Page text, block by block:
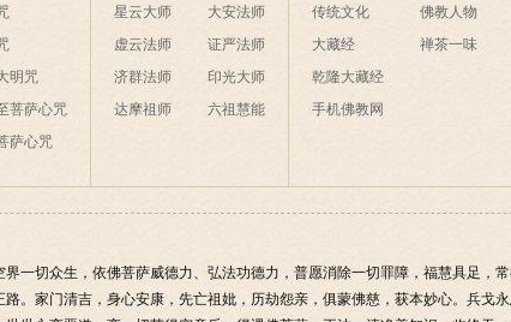
明咒
菩萨心咒
萨心咒
星云大师
虚云法师
济群法师
达摩祖师
大安法师
证严法师
印光大师
六祖慧能
传统文化
大藏经
乾隆大藏经
手机佛教网
佛教人物
禅茶一味
一切众生，依佛菩萨威德力、弘法功德力，普愿消除一切罪障，福慧具足，
。家门清吉，身心安康，先亡祖妣，历劫怨亲，俱蒙佛慈，获本妙心。兵戈